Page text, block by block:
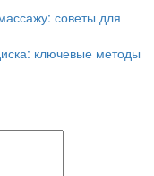
советы для
ключевые методы